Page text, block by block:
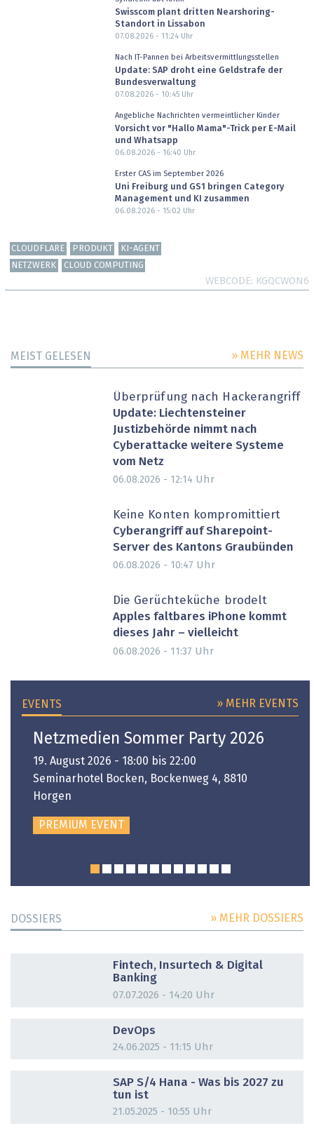
Swisscom plant dritten Nearshoring-
Standort in Lissabon
07.08.2026 - 11:24Uhr
Nach IT-Pannen bei Arbeitsvermittlungsstellen
Update: SAP droht eine Geldstrafe der
Bundesverwaltung
07.08.2026 - 10:45Uhr
Angebliche Nachrichten vermeintlicher Kinder
Vorsicht vor "Hallo Mama"-Trick per E-Mail
und Whatsapp
06.08.2026 - 16:40 Uhr
Erster CAS im September 2026
Uni Freiburg und GS1 bringen Category
Management und KI zusammen
06.08.2026 - 15:02 Uhr
CLOUDFLARE PRODUKT
KI-AGENT
NETZWERK
CLOUD COMPUTING
WEBCODE KGQCWON6
MEIST GELESEN » MEHR NEWS
Überprüfung nach Hackerangriff
Update: Liechtensteiner
Justizbehörde nimmt nach
Cyberattacke weitere Systeme
vom Netz
06.08.2026 - 12:14 Uhr
Keine Konten kompromittiert
Cyberangriff auf Sharepoint-
Server des Kantons Graubünden
06.08.2026 - 10:47 Uhr
Die Gerüchteküche brodelt
Apples faltbares iPhone kommt
dieses Jahr – vielleicht
06.08.2026 - 11:37 Uhr
EVENTS » MEHR EVENTS
Netzmedien Sommer Party 2026
19. August 2026 - 18:00 bis 22:00
Seminarhotel Bocken, Bockenweg 4, 8810
Horgen
PREMIUM EVENT
DOSSIERS » MEHR DOSSIERS
Fintech, Insurtech & Digital
Banking
07.07.2026 - 14:20 Uhr
DevOps
24.06.2025 - 11:15 Uhr
SAP S/4 Hana - Was bis 2027 zu
tun ist
21.05.2025 - 10:55 Uhr